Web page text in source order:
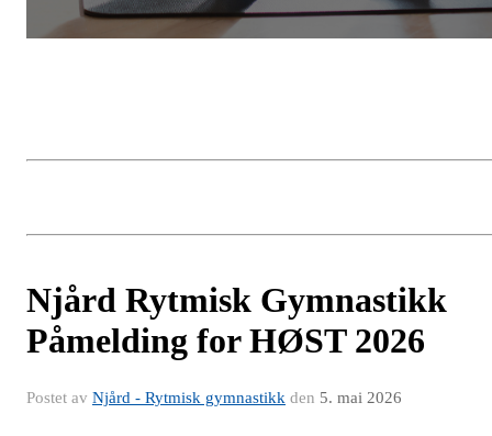
Njård Rytmisk Gymnastikk
Påmelding for HØST 2026
Postet av Njård - Rytmisk gymnastikk den 5. mai 2026